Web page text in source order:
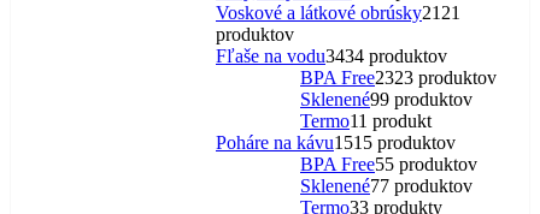
Voskové a látkové obrúsky21 21
produktov
Fľaše na vodu3434 produktov
BPA Free2323 produktov
Sklenené99 produktov
Termo11 produkt
Poháre na kávu1515 produktov
BPA Free55 produktov
Sklenené77 produktov
Termo33 produkty